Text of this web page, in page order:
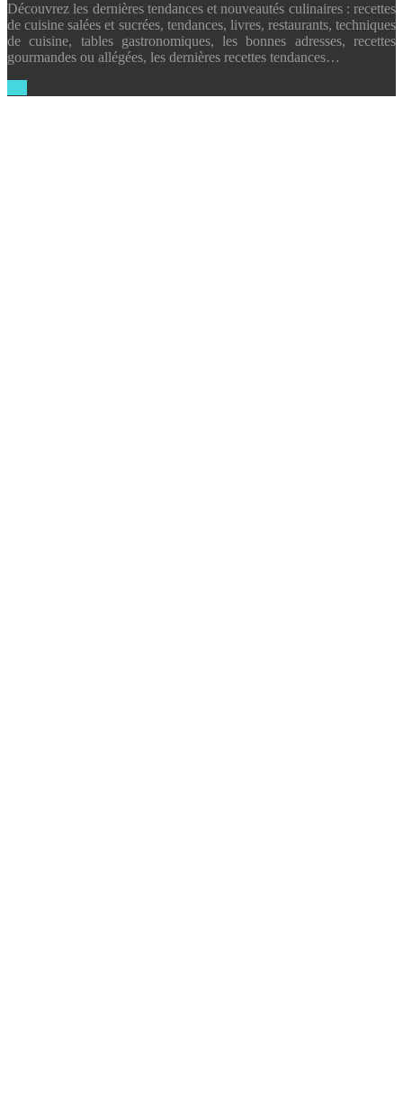
Découvrez les dernières tendances et nouveautés culinaires : recettes
de cuisine salées et sucrées, tendances, livres, restaurants, techniques
de cuisine, tables gastronomiques, les bonnes adresses, recettes
gourmandes ou allégées, les dernières recettes tendances…